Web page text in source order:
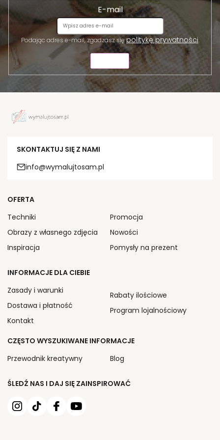
E-mail
Podając adres e-mail, zgadzasz siępolitykę prywatności.
SKONTAKTUJ SIĘ Z NAMI
info@wymalujtosam.pl
ŚLEDŹ NAS I DAJ SIĘ ZAINSPIROWAĆ
OFERTA
Techniki
Obrazy z własnego zdjęcia
Inspiracja
Promocja
Nowości
Pomysły na prezent
INFORMACJE DLA CIEBIE
Zasady i warunki
Dostawa i płatność
Kontakt
Rabaty ilościowe
Program lojalnościowy
CZĘSTO WYSZUKIWANE INFORMACJE
Przewodnik kreatywny
Blog